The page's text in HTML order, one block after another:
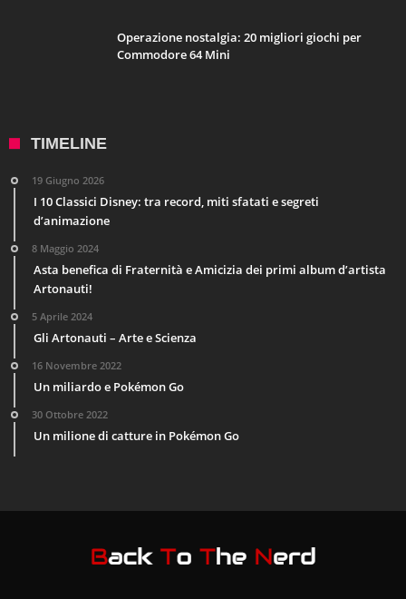
Operazione nostalgia: 20 migliori giochi per
Commodore 64 Mini
TIMELINE
19 Giugno 2026
I 10 Classici Disney: tra record, miti sfatati e segreti
d’animazione
8 Maggio 2024
Asta benefica di Fraternità e Amicizia dei primi album d’artista
Artonauti!
5 Aprile 2024
Gli Artonauti – Arte e Scienza
16 Novembre 2022
Un miliardo e Pokémon Go
30 Ottobre 2022
Un milione di catture in Pokémon Go